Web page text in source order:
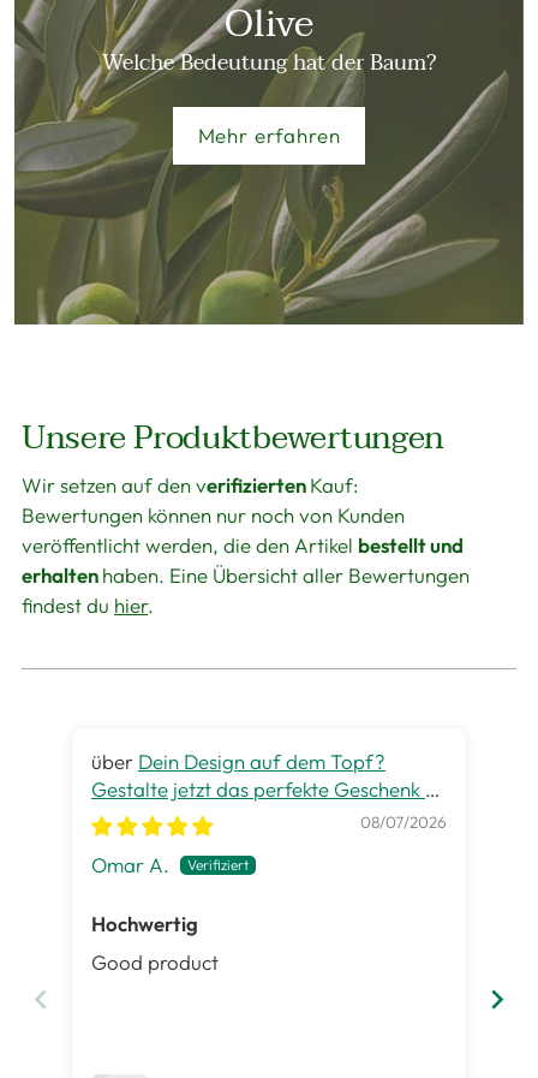
Olive
Welche Bedeutung hat der Baum?
Mehr erfahren
Unsere Produktbewertungen
Wir setzen auf den verifiziertenKauf:
Bewertungen können nur noch von Kunden
veröffentlicht werden, die den Artikel bestellt und
erhaltenhaben. Eine Übersicht aller Bewertungen
findest du hier.
Dein Design auf dem Topf?
Gestalte jetzt das perfekte Geschenk zu
jedem Anlass
08/07/2026
Omar A.
Hochwertig
Good product